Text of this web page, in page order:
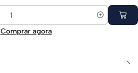
Comprar agora